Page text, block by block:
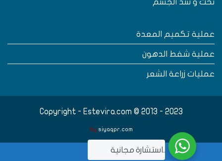
و شد الجسم
تكميم المعدة
شفط الدهون
زراعة الشعر
Copyright - Estevira.com © 2013 - 2023
bysiyaqpr.com
..استشارة مجانية